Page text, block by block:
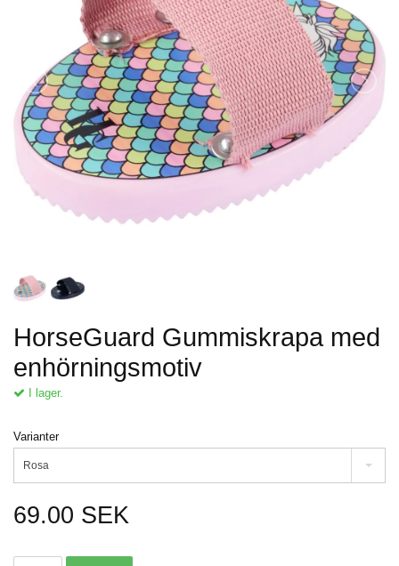
HorseGuard Gummiskrapa med
enhörningsmotiv
I lager.
Varianter
Rosa
69.00 SEK